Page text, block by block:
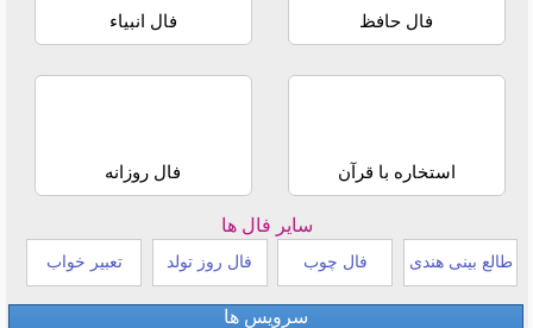
فال حافظ فال انبیاء
استخاره با قرآن فال روزانه
سایر فال ها
طالع بینی هندی فال چوب فال روز تولد تعبیر خواب
سرویس ها